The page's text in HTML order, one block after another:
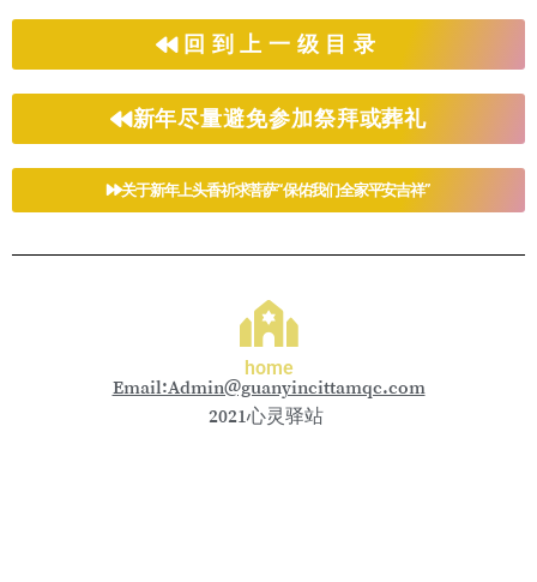
回到上一级目录
新年尽量避免参加祭拜或葬礼
关于新年上头香祈求菩萨“保佑我们全家平安吉祥”
home
Email:Admin@guanyincittamqc.com
2021心灵驿站